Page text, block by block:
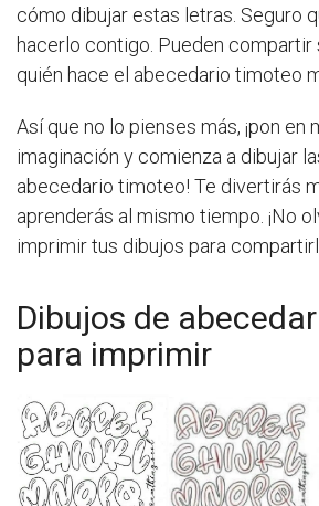
cómo dibujar estas letras. Seguro
hacerlo contigo. Pueden compartir
quién hace el abecedario timoteo
Así que no lo pienses más, ¡pon en
imaginación y comienza a dibujar
abecedario timoteo! Te divertirás
aprenderás al mismo tiempo. ¡No
imprimir tus dibujos para
Dibujos de
para imprimir